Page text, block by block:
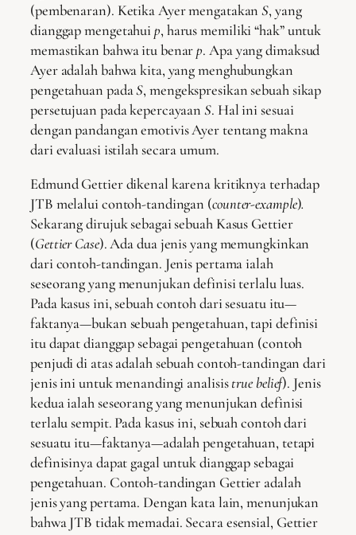
(pembenaran). Ketika Ayer mengatakanS, yang
dianggap mengetahui p, harus memiliki “hak” untuk
memastikan bahwa itu benarp. Apa yang dimaksud
Ayer adalah bahwa kita, yang menghubungkan
pengetahuan padaS, mengekspresikan sebuah sikap
persetujuan pada kepercayaanS. Hal ini sesuai
dengan pandangan emotivis Ayer tentang makna
dari evaluasi istilah secara umum.
Edmund Gettier dikenal karena kritiknya terhadap
JTB melalui contoh-tandingan (counter-example).
Sekarang dirujuk sebagai sebuah Kasus Gettier
(Gettier Case). Ada dua jenis yang memungkinkan
dari contoh-tandingan. Jenis pertama ialah
seseorang yang menunjukan definisi terlalu luas.
Pada kasus ini, sebuah contoh dari sesuatu itu—
faktanya—bukan sebuah pengetahuan, tapi definisi
itu dapat dianggap sebagai pengetahuan (contoh
penjudi di atas adalah sebuah contoh-tandingan dari
jenis ini untuk menandingi analisistrue belief). Jenis
kedua ialah seseorang yang menunjukan definisi
terlalu sempit. Pada kasus ini, sebuah contoh dari
sesuatu itu—faktanya—adalah pengetahuan, tetapi
definisinya dapat gagal untuk dianggap sebagai
pengetahuan. Contoh-tandingan Gettier adalah
jenis yang pertama. Dengan kata lain, menunjukan
bahwa JTB tidak memadai. Secara esensial, Gettier